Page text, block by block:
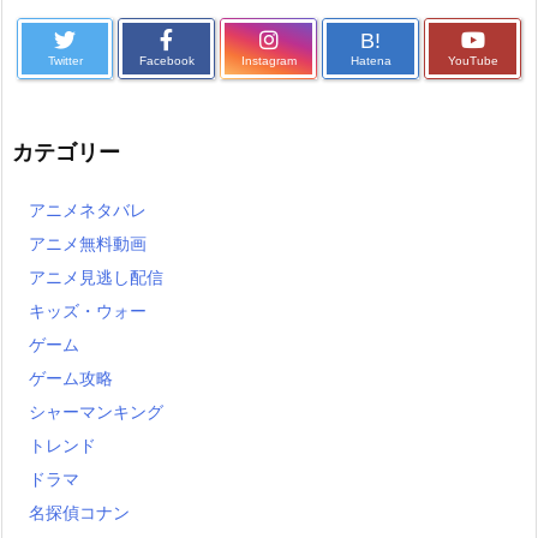
Twitter Facebook Instagram
B!
Hatena YouTube
カテゴリー
アニメネタバレ
アニメ無料動画
アニメ見逃し配信
キッズ・ウォー
ゲーム
ゲーム攻略
シャーマンキング
トレンド
ドラマ
名探偵コナン